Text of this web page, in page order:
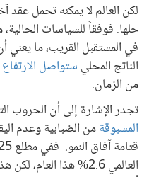
لكن العالم لا يمكنه تحمل عقد
حلها. فوفقاً للسياسات
في المستقبل القريب، ما يعني
الناتج المحلي ستواصل الارتفاع
من الزمان.
تجدر الإشارة إلى أن الحروب
المسبوقةمن الضبابية وعدم